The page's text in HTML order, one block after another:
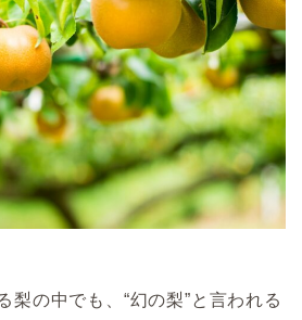
梨の中でも、“幻の梨”と言われる